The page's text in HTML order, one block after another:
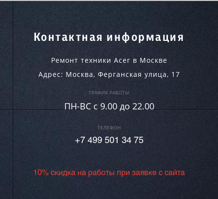
Контактная информация
Ремонт техники Acer в Москве
Адрес: Москва, Ферганская улица, 17
ГРАФИК РАБОТЫ
ПН-ВC c 9.00 до 22.00
ТЕЛЕФОН
+7 499 501 34 75
10% скидка на работы при заявке с сайта